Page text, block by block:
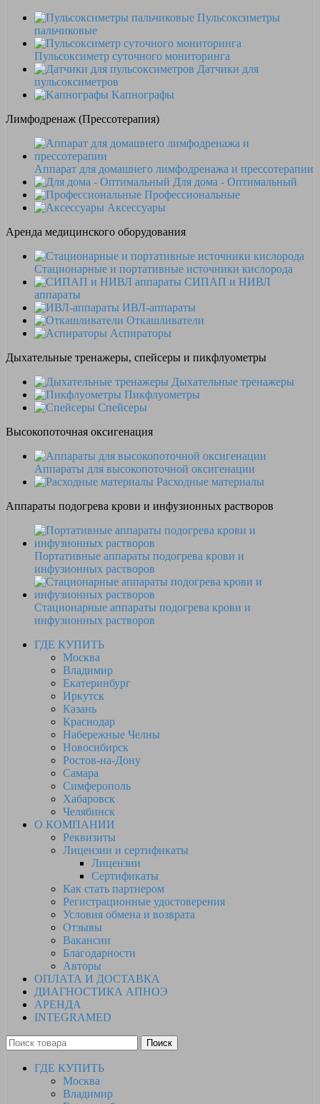
Пульсоксиметры
пальчиковые
Пульсоксиметр суточного мониторинга
Датчики для
пульсоксиметров
Kапнографы
Лимфодренаж (Прессотерапия)
Аппарат для домашнего лимфодренажа и прессотерапии
Для дома - Оптимальный
Профессиональные
Аксессуары
Аренда медицинского оборудования
Стационарные и портативные источники кислорода
СИПАП и НИВЛ
аппараты
ИВЛ-аппараты
Откашливатели
Аспираторы
Дыхательные тренажеры, спейсеры и пикфлуометры
Дыхательные тренажеры
Пикфлуометры
Спейсеры
Высокопоточная оксигенация
Аппараты для высокопоточной оксигенации
Расходные материалы
Аппараты подогрева крови и инфузионных растворов
Портативные аппараты подогрева крови и
инфузионных растворов
Стационарные аппараты подогрева крови и
инфузионных растворов
ГДЕ КУПИТЬ
Москва
Владимир
Екатеринбург
Иркутск
Казань
Краснодар
Набережные Челны
Новосибирск
Ростов-на-Дону
Самара
Симферополь
Хабаровск
Челябинск
О КОМПАНИИ
Реквизиты
Лицензии и сертификаты
Лицензии
Сертификаты
Как стать партнером
Регистрационные удостоверения
Условия обмена и возврата
Отзывы
Вакансии
Благодарности
Авторы
ОПЛАТА И ДОСТАВКА
ДИАГНОСТИКА АПНОЭ
АРЕНДА
INTEGRAMED
Поиск
ГДЕ КУПИТЬ
Москва
Владимир